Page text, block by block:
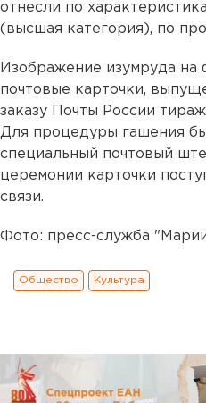
отнесли по
(высшая категория), по
Изображение изумруда
почтовые карточки,
заказу Почты России
Для процедуры гашения
специальный почтовый
церемонии карточки
связи.
Фото: пресс-служба
Общество Культура